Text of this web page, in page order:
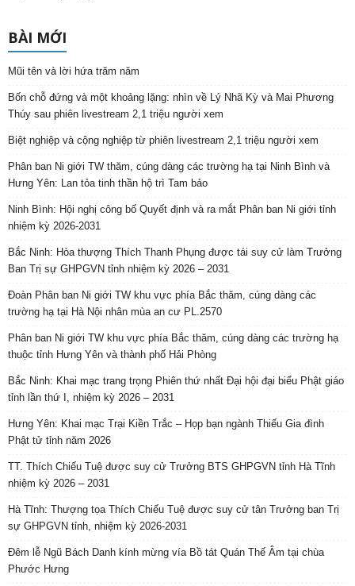
BÀI MỚI
Mũi tên và lời hứa trăm năm
Bốn chỗ đứng và một khoảng lặng: nhìn về Lý Nhã Kỳ và Mai Phương
Thúy sau phiên livestream 2,1 triệu người xem
Biệt nghiệp và cộng nghiệp từ phiên livestream 2,1 triệu người xem
Phân ban Ni giới TW thăm, cúng dàng các trường hạ tại Ninh Bình và
Hưng Yên: Lan tỏa tinh thần hộ trì Tam bảo
Ninh Bình: Hội nghị công bố Quyết định và ra mắt Phân ban Ni giới tỉnh
nhiệm kỳ 2026-2031
Bắc Ninh: Hòa thượng Thích Thanh Phụng được tái suy cử làm Trưởng
Ban Trị sự GHPGVN tỉnh nhiệm kỳ 2026 – 2031
Đoàn Phân ban Ni giới TW khu vực phía Bắc thăm, cúng dàng các
trường hạ tại Hà Nội nhân mùa an cư PL.2570
Phân ban Ni giới TW khu vực phía Bắc thăm, cúng dàng các trường hạ
thuộc tỉnh Hưng Yên và thành phố Hải Phòng
Bắc Ninh: Khai mạc trang trọng Phiên thứ nhất Đại hội đại biểu Phật giáo
tỉnh lần thứ I, nhiệm kỳ 2026 – 2031
Hưng Yên: Khai mạc Trại Kiền Trắc – Họp bạn ngành Thiếu Gia đình
Phật tử tỉnh năm 2026
TT. Thích Chiếu Tuệ được suy cử Trưởng BTS GHPGVN tỉnh Hà Tĩnh
nhiệm kỳ 2026 – 2031
Hà Tĩnh: Thượng tọa Thích Chiếu Tuệ được suy cử tân Trưởng ban Trị
sự GHPGVN tỉnh, nhiệm kỳ 2026-2031
Đêm lễ Ngũ Bách Danh kính mừng vía Bồ tát Quán Thế Âm tại chùa
Phước Hưng